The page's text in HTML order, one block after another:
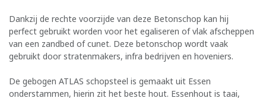
Dankzij de rechte voorzijde van deze Betonschop kan hij
perfect gebruikt worden voor het egaliseren of vlak afscheppen
van een zandbed of cunet. Deze betonschop wordt vaak
gebruikt door stratenmakers, infra bedrijven en hoveniers.
De gebogen ATLAS schopsteel is gemaakt uit Essen
onderstammen, hierin zit het beste hout. Essenhout is taai,